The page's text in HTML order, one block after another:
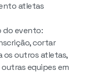
atletas
do evento:
cortar
os outros atletas,
equipes em